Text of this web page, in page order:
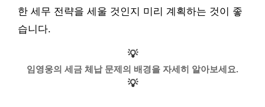
한 세무 전략을 세울 것인지 미리 계획하는 것이 좋
습니다.
💡
임영웅의 세금 체납 문제의 배경을 자세히 알아보세요.
💡